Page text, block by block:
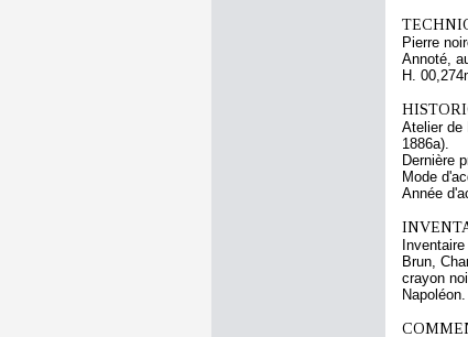
Pierre
Annoté,
H.
Atelier de
1886a).
Dernière
Mode
Année
Brun,
crayon